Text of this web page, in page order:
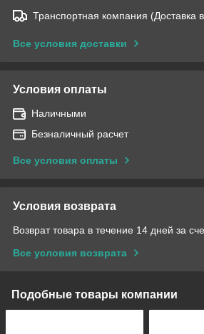
Транспортная компания (Доставка
Все условия доставки
Условия оплаты
Наличными
Безналичный расчет
Все условия оплаты
Условия возврата
Возврат товара в течение 14 дней за
Все условия возврата
Подобные товары компании